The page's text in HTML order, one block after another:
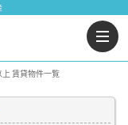
賃貸物件一覧